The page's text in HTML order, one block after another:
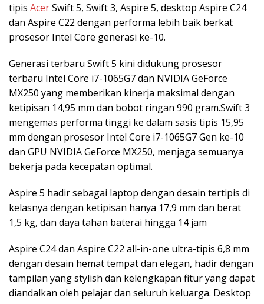
tipis AcerSwift 5, Swift 3, Aspire 5, desktop Aspire C24
dan Aspire C22 dengan performa lebih baik berkat
prosesor Intel Core generasi ke-10.
Generasi terbaru Swift 5 kini didukung prosesor
terbaru Intel Core i7-1065G7 dan NVIDIA GeForce
MX250 yang memberikan kinerja maksimal dengan
ketipisan 14,95 mm dan bobot ringan 990 gram.Swift 3
mengemas performa tinggi ke dalam sasis tipis 15,95
mm dengan prosesor Intel Core i7-1065G7 Gen ke-10
dan GPU NVIDIA GeForce MX250, menjaga semuanya
bekerja pada kecepatan optimal.
Aspire 5 hadir sebagai laptop dengan desain tertipis di
kelasnya dengan ketipisan hanya 17,9 mm dan berat
1,5 kg, dan daya tahan baterai hingga 14 jam
Aspire C24 dan Aspire C22 all-in-one ultra-tipis 6,8 mm
dengan desain hemat tempat dan elegan, hadir dengan
tampilan yang stylish dan kelengkapan fitur yang dapat
diandalkan oleh pelajar dan seluruh keluarga. Desktop